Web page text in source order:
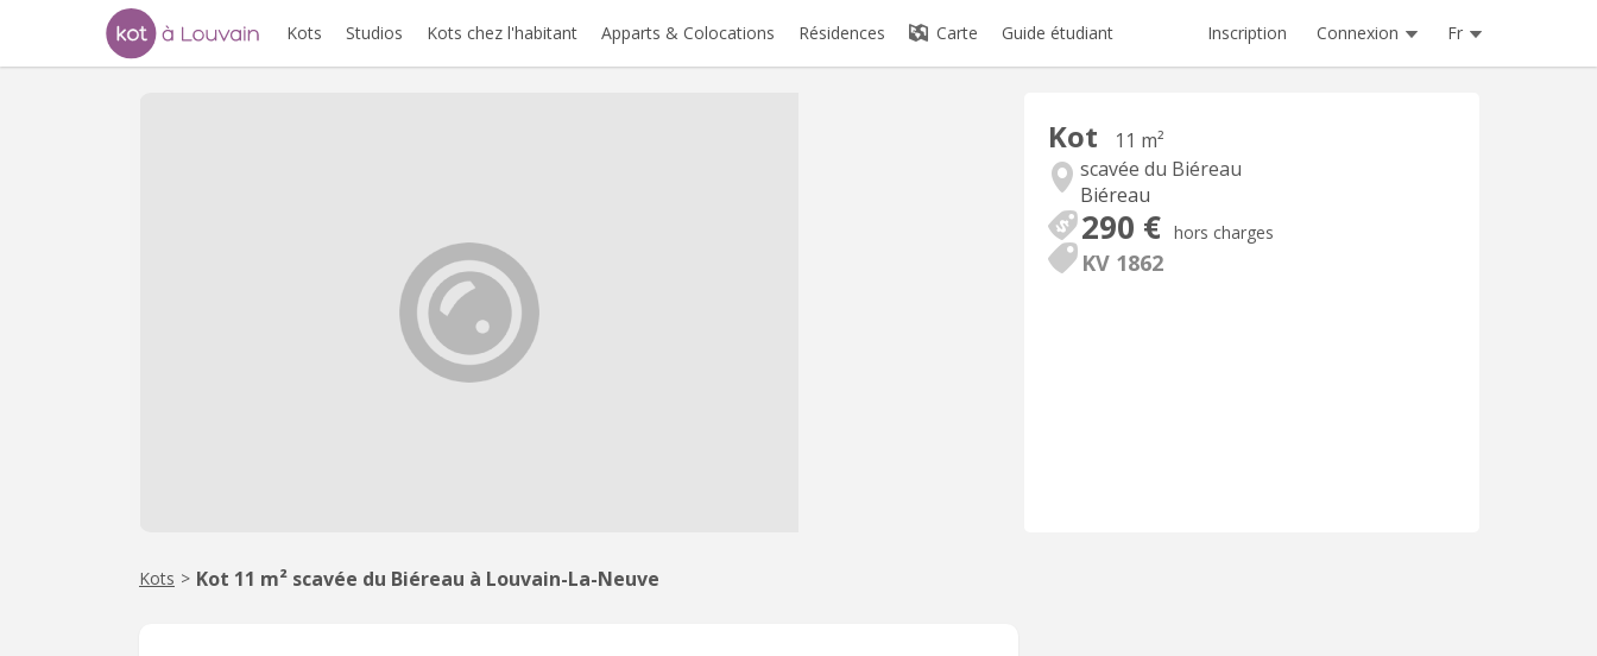
Kots Studios Kots chez l'habitant Apparts & Colocations Résidences Carte Guide étudiant Inscription Connexion Fr
Kot
11 m²
scavée du Biéreau
Biéreau
290 € hors charges
KV 1862
Kots > Kot 11 m² scavée du Biéreau à Louvain-La-Neuve